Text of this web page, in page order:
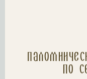
по